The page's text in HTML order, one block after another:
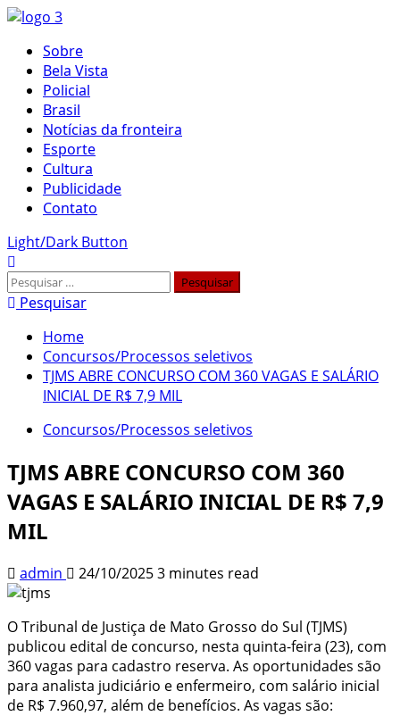
Skip
content
Primary
Menu
Sobre
Bela Vista
Policial
Brasil
Notícias da fronteira
Esporte
Cultura
Publicidade
Contato
Light/Dark Button
Pesquisar
por:Pesquisar
Home
Concursos/Processos seletivos
TJMS ABRE CONCURSO COM 360 VAGAS E SALÁRIO
INICIAL DE R$ 7,9 MIL
Concursos/Processos seletivos
TJMS ABRE CONCURSO COM 360
VAGAS E SALÁRIO INICIAL DE R$ 7,9
MIL
admin 24/10/20253 minutes read
O Tribunal de Justiça de Mato Grosso do Sul (TJMS)
publicou edital de concurso, nesta quinta-feira (23), com
360 vagas para cadastro reserva. As oportunidades são
para analista judiciário e enfermeiro, com salário inicial
de R$ 7.960,97, além de benefícios. As vagas são: